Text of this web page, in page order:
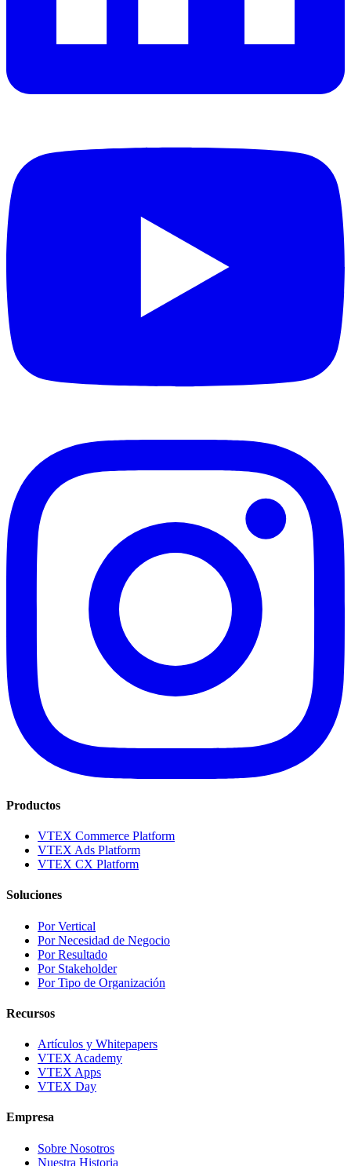
Productos
VTEX Commerce Platform
VTEX Ads Platform
VTEX CX Platform
Soluciones
Por Vertical
Por Necesidad de Negocio
Por Resultado
Por Stakeholder
Por Tipo de Organización
Recursos
Artículos y Whitepapers
VTEX Academy
VTEX Apps
VTEX Day
Empresa
Sobre Nosotros
Nuestra Historia